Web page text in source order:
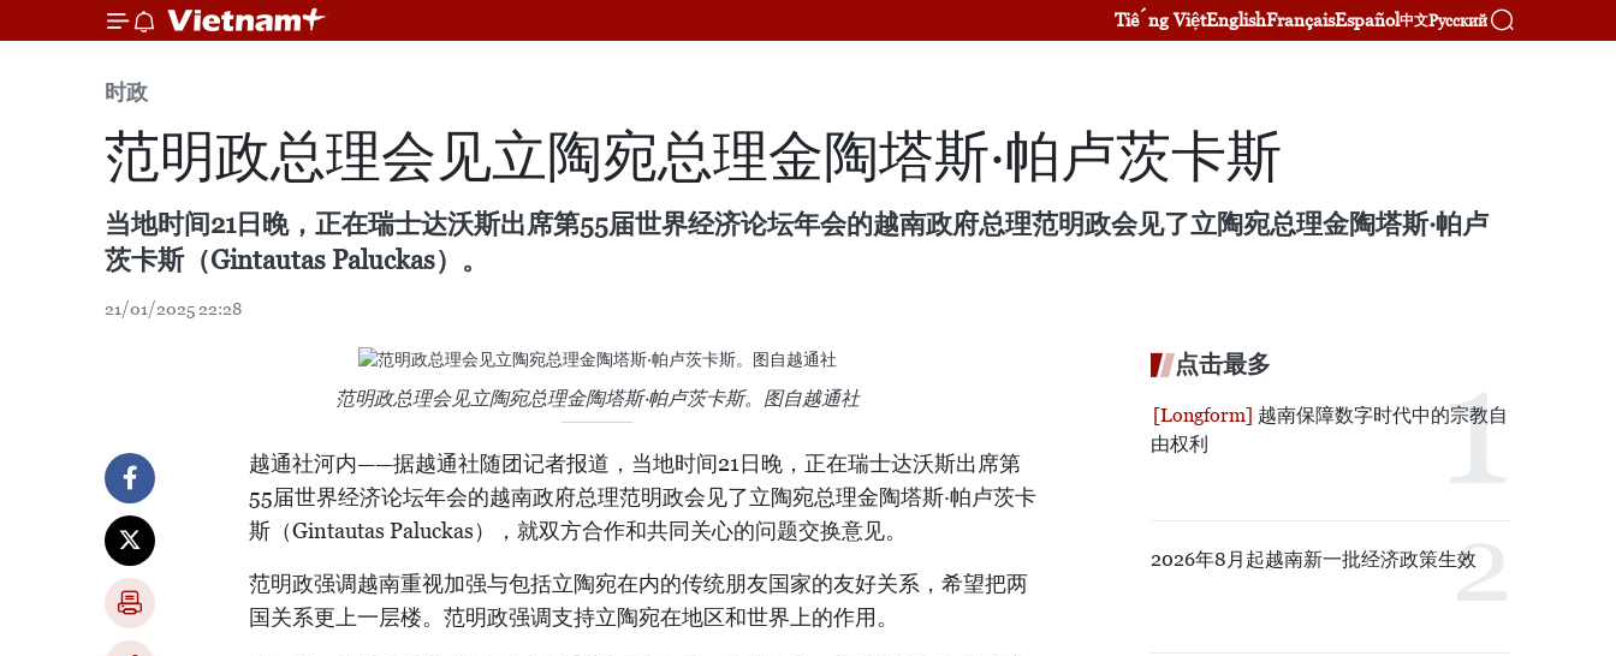
Tiếng ViệtEnglishFrançaisEspañol中文Русский
时政
范明政总理会见立陶宛总理金陶塔斯·帕卢茨卡斯
当地时间21日晚，正在瑞士达沃斯出席第55届世界经济论坛年会的越南政府总理范明政会见了立陶宛总理金陶塔斯·帕卢
茨卡斯（Gintautas Paluckas）。
21/01/2025 22:28
范明政总理会见立陶宛总理金陶塔斯·帕卢茨卡斯。图自越通社
越通社河内——据越通社随团记者报道，当地时间21日晚，正在瑞士达沃斯出席第
55届世界经济论坛年会的越南政府总理范明政会见了立陶宛总理金陶塔斯·帕卢茨卡
斯（Gintautas Paluckas），就双方合作和共同关心的问题交换意见。
范明政强调越南重视加强与包括立陶宛在内的传统朋友国家的友好关系，希望把两
国关系更上一层楼。范明政强调支持立陶宛在地区和世界上的作用。
点击最多
越南保障数字时代中的宗教自
由权利
2026年8月起越南新一批经济政策生效